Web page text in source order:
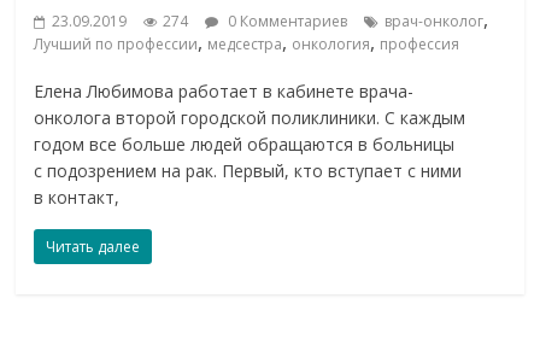
23.09.2019 274 0 Комментариев врач-онколог,
Лучший по профессии, медсестра, онкология, профессия
Елена Любимова работает в кабинете врача-
онколога второй городской поликлиники. С каждым
годом все больше людей обращаются в больницы
с подозрением на рак. Первый, кто вступает с ними
в контакт,
Читать далее